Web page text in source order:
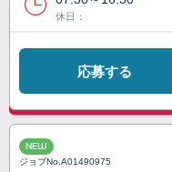
休日：
応募する
NEW
ジョブNo.A01490975